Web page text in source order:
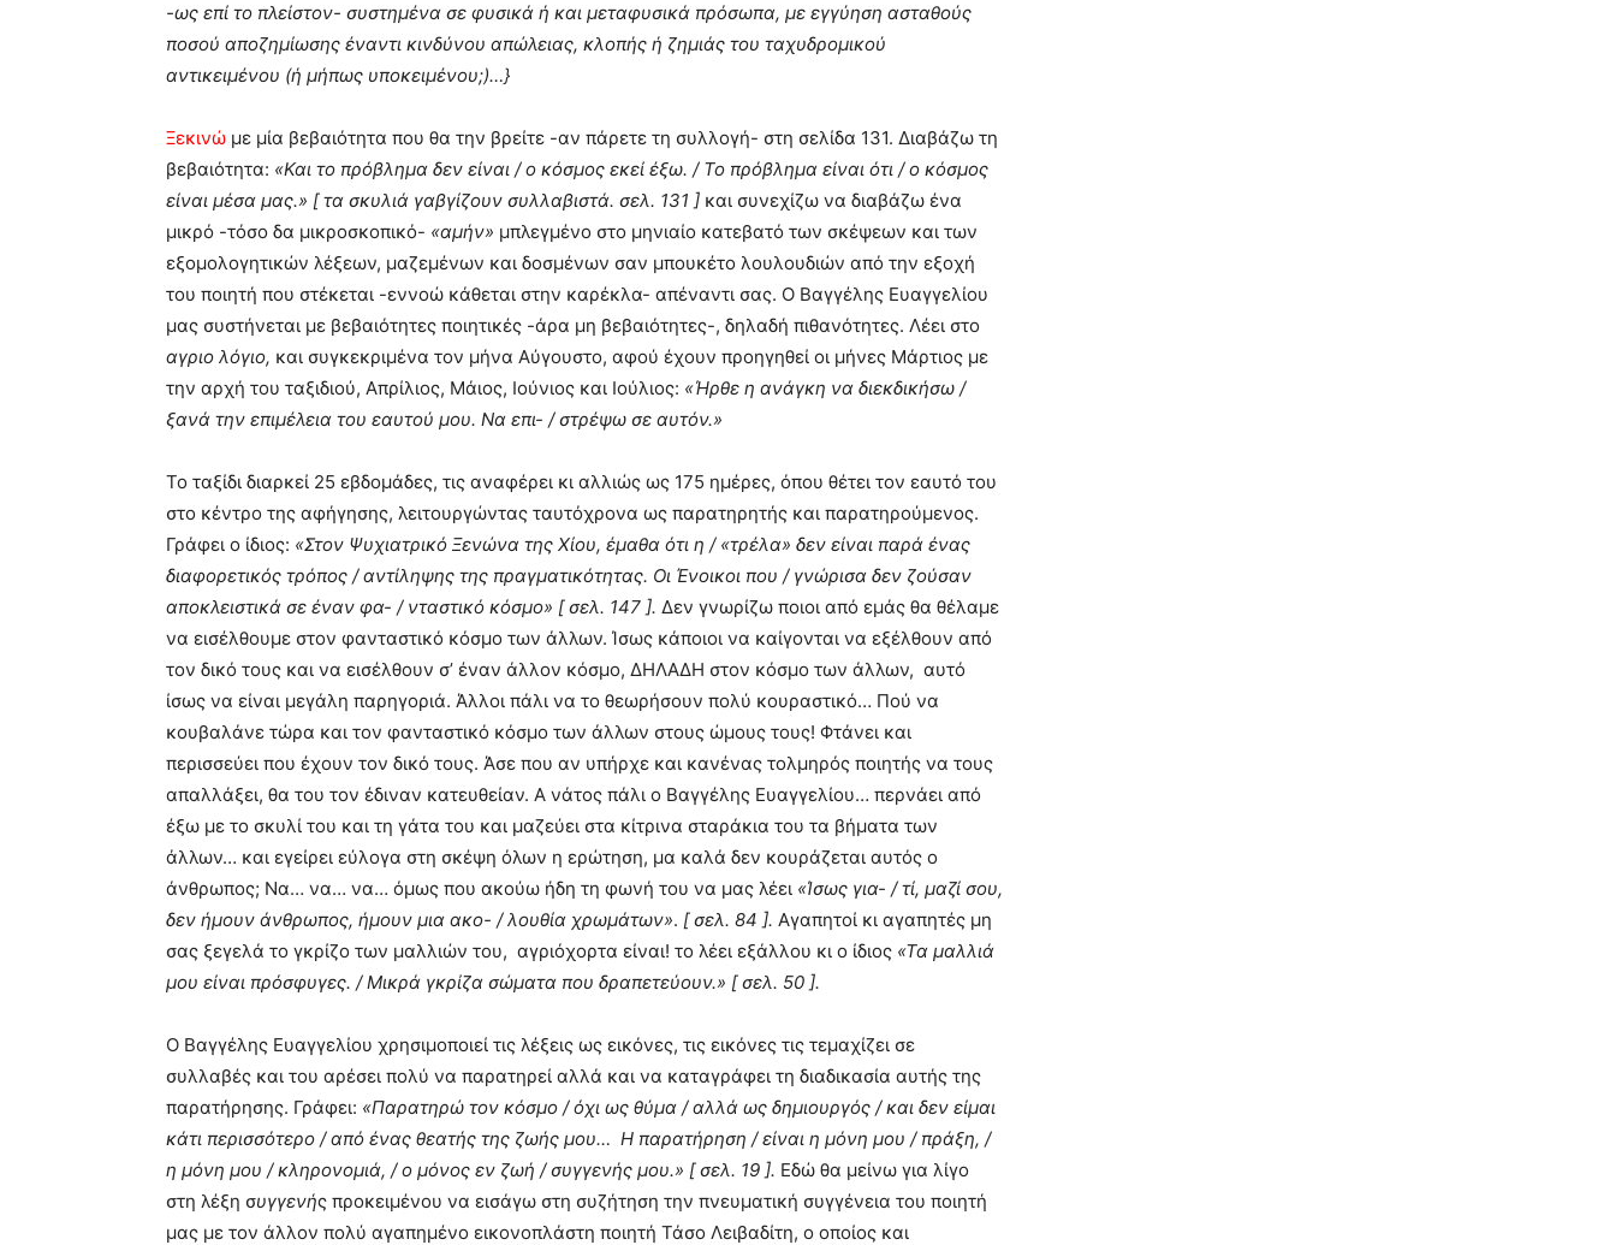
ΤΕΧΝΕΣ
-ως επί το πλείστον- συστημένα σε φυσικά ή και μεταφυσικά πρόσωπα, με εγγύηση ασταθούς
ποσού αποζημίωσης έναντι κινδύνου απώλειας, κλοπής ή ζημιάς του ταχυδρομικού
αντικειμένου (ή μήπως υποκειμένου;)…}
Ξεκινώ με μία βεβαιότητα που θα την βρείτε -αν πάρετε τη συλλογή- στη σελίδα 131. Διαβάζω τη
βεβαιότητα: «Και το πρόβλημα δεν είναι / ο κόσμος εκεί έξω. / Το πρόβλημα είναι ότι / ο κόσμος
είναι μέσα μας.» [ τα σκυλιά γαβγίζουν συλλαβιστά. σελ. 131 ] και συνεχίζω να διαβάζω ένα
μικρό -τόσο δα μικροσκοπικό- «αμήν» μπλεγμένο στο μηνιαίο κατεβατό των σκέψεων και των
εξομολογητικών λέξεων, μαζεμένων και δοσμένων σαν μπουκέτο λουλουδιών από την εξοχή
του ποιητή που στέκεται -εννοώ κάθεται στην καρέκλα- απέναντι σας. Ο Βαγγέλης Ευαγγελίου
μας συστήνεται με βεβαιότητες ποιητικές -άρα μη βεβαιότητες-, δηλαδή πιθανότητες. Λέει στο
αγριο λόγιο, και συγκεκριμένα τον μήνα Αύγουστο, αφού έχουν προηγηθεί οι μήνες Μάρτιος με
την αρχή του ταξιδιού, Απρίλιος, Μάιος, Ιούνιος και Ιούλιος: «Ήρθε η ανάγκη να διεκδικήσω /
ξανά την επιμέλεια του εαυτού μου. Να επι- / στρέψω σε αυτόν.»
Το ταξίδι διαρκεί 25 εβδομάδες, τις αναφέρει κι αλλιώς ως 175 ημέρες, όπου θέτει τον εαυτό του
στο κέντρο της αφήγησης, λειτουργώντας ταυτόχρονα ως παρατηρητής και παρατηρούμενος.
Γράφει ο ίδιος: «Στον Ψυχιατρικό Ξενώνα της Χίου, έμαθα ότι η / «τρέλα» δεν είναι παρά ένας
διαφορετικός τρόπος / αντίληψης της πραγματικότητας. Οι Ένοικοι που / γνώρισα δεν ζούσαν
αποκλειστικά σε έναν φα- / νταστικό κόσμο» [ σελ. 147 ]. Δεν γνωρίζω ποιοι από εμάς θα θέλαμε
να εισέλθουμε στον φανταστικό κόσμο των άλλων. Ίσως κάποιοι να καίγονται να εξέλθουν από
τον δικό τους και να εισέλθουν σ’ έναν άλλον κόσμο, ΔΗΛΑΔΗ στον κόσμο των άλλων, αυτό
ίσως να είναι μεγάλη παρηγοριά. Άλλοι πάλι να το θεωρήσουν πολύ κουραστικό… Πού να
κουβαλάνε τώρα και τον φανταστικό κόσμο των άλλων στους ώμους τους! Φτάνει και
περισσεύει που έχουν τον δικό τους. Άσε που αν υπήρχε και κανένας τολμηρός ποιητής να τους
απαλλάξει, θα του τον έδιναν κατευθείαν. Α νάτος πάλι ο Βαγγέλης Ευαγγελίου… περνάει από
έξω με το σκυλί του και τη γάτα του και μαζεύει στα κίτρινα σταράκια του τα βήματα των
άλλων… και εγείρει εύλογα στη σκέψη όλων η ερώτηση, μα καλά δεν κουράζεται αυτός ο
άνθρωπος; Να… να… να… όμως που ακούω ήδη τη φωνή του να μας λέει «Ίσως για- / τί, μαζί σου,
δεν ήμουν άνθρωπος, ήμουν μια ακο- / λουθία χρωμάτων». [ σελ. 84 ]. Αγαπητοί κι αγαπητές μη
σας ξεγελά το γκρίζο των μαλλιών του, αγριόχορτα είναι! το λέει εξάλλου κι ο ίδιος «Τα μαλλιά
μου είναι πρόσφυγες. / Μικρά γκρίζα σώματα που δραπετεύουν.» [ σελ. 50 ].
Ο Βαγγέλης Ευαγγελίου χρησιμοποιεί τις λέξεις ως εικόνες, τις εικόνες τις τεμαχίζει σε
συλλαβές και του αρέσει πολύ να παρατηρεί αλλά και να καταγράφει τη διαδικασία αυτής της
παρατήρησης. Γράφει: «Παρατηρώ τον κόσμο / όχι ως θύμα / αλλά ως δημιουργός / και δεν είμαι
κάτι περισσότερο / από ένας θεατής της ζωής μου… Η παρατήρηση / είναι η μόνη μου / πράξη, /
η μόνη μου / κληρονομιά, / ο μόνος εν ζωή / συγγενής μου.» [ σελ. 19 ]. Εδώ θα μείνω για λίγο
στη λέξη συγγενής προκειμένου να εισάγω στη συζήτηση την πνευματική συγγένεια του ποιητή
μας με τον άλλον πολύ αγαπημένο εικονοπλάστη ποιητή Τάσο Λειβαδίτη, ο οποίος και